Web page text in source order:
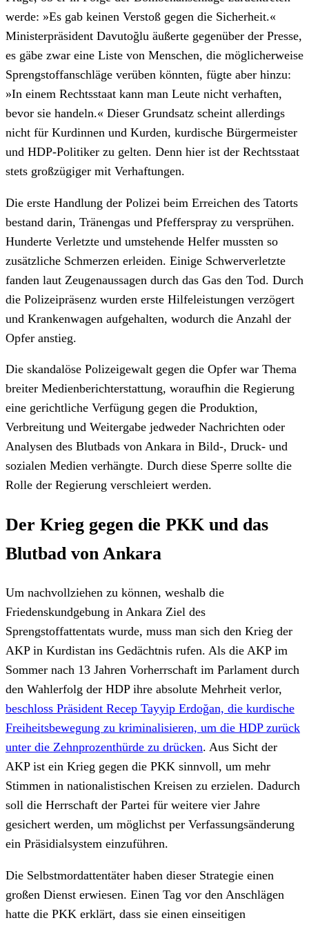
werde: »Es gab keinen Verstoß gegen die Sicherheit.«
Ministerpräsident Davutoğlu äußerte gegenüber der Presse,
es gäbe zwar eine Liste von Menschen, die möglicherweise
Sprengstoffanschläge verüben könnten, fügte aber hinzu:
»In einem Rechtsstaat kann man Leute nicht verhaften,
bevor sie handeln.« Dieser Grundsatz scheint allerdings
nicht für Kurdinnen und Kurden, kurdische Bürgermeister
und HDP-Politiker zu gelten. Denn hier ist der Rechtsstaat
stets großzügiger mit Verhaftungen.
Die erste Handlung der Polizei beim Erreichen des Tatorts
bestand darin, Tränengas und Pfefferspray zu versprühen.
Hunderte Verletzte und umstehende Helfer mussten so
zusätzliche Schmerzen erleiden. Einige Schwerverletzte
fanden laut Zeugenaussagen durch das Gas den Tod. Durch
die Polizeipräsenz wurden erste Hilfeleistungen verzögert
und Krankenwagen aufgehalten, wodurch die Anzahl der
Opfer anstieg.
Die skandalöse Polizeigewalt gegen die Opfer war Thema
breiter Medienberichterstattung, woraufhin die Regierung
eine gerichtliche Verfügung gegen die Produktion,
Verbreitung und Weitergabe jedweder Nachrichten oder
Analysen des Blutbads von Ankara in Bild-, Druck- und
sozialen Medien verhängte. Durch diese Sperre sollte die
Rolle der Regierung verschleiert werden.
Der Krieg gegen die PKK und das
Blutbad von Ankara
Um nachvollziehen zu können, weshalb die
Friedenskundgebung in Ankara Ziel des
Sprengstoffattentats wurde, muss man sich den Krieg der
AKP in Kurdistan ins Gedächtnis rufen. Als die AKP im
Sommer nach 13 Jahren Vorherrschaft im Parlament durch
den Wahlerfolg der HDP ihre absolute Mehrheit verlor,
beschloss Präsident Recep Tayyip Erdoğan, die kurdische
Freiheitsbewegung zu kriminalisieren, um die HDP zurück
unter die Zehnprozenthürde zu drücken. Aus Sicht der
AKP ist ein Krieg gegen die PKK sinnvoll, um mehr
Stimmen in nationalistischen Kreisen zu erzielen. Dadurch
soll die Herrschaft der Partei für weitere vier Jahre
gesichert werden, um möglichst per Verfassungsänderung
ein Präsidialsystem einzuführen.
Die Selbstmordattentäter haben dieser Strategie einen
großen Dienst erwiesen. Einen Tag vor den Anschlägen
hatte die PKK erklärt, dass sie einen einseitigen